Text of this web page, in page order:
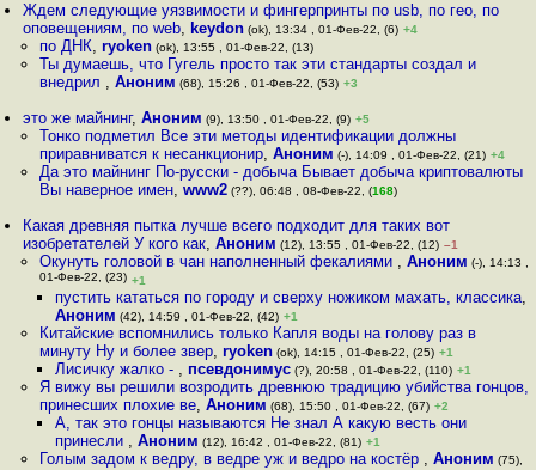
Ждем следующие уязвимости и фингерпринты по usb, по гео, по
оповещениям, по web, keydon (ok), 13:34 , 01-Фев-22, (6) +4
по ДНК, ryoken(ok), 13:55 , 01-Фев-22, (13)
Ты думаешь, что Гугель просто так эти стандарты создал и
внедрил , Аноним (68), 15:26 , 01-Фев-22, (53) +3
это же майнинг,Аноним (9), 13:50 , 01-Фев-22, (9) +5
Тонко подметил Все эти методы идентификации должны
приравниватся к несанкционир, Аноним (-), 14:09 , 01-Фев-22, (21) +4
Да это майнинг По-русски - добыча Бывает добыча криптовалюты
Вы наверное имен, www2(??), 06:48 , 08-Фев-22, (168)
Какая древняя пытка лучше всего подходит для таких вот
изобретателей У кого как,Аноним (12), 13:55 , 01-Фев-22, (12) –1
Окунуть головой в чан наполненный фекалиями , Аноним (-), 14:13 ,
01-Фев-22, (23) +1
пустить кататься по городу и сверху ножиком махать, классика,
Аноним (42), 14:59 , 01-Фев-22, (42) +1
Китайские вспомнились только Капля воды на голову раз в
минуту Ну и более звер, ryoken(ok), 14:15 , 01-Фев-22, (25) +1
Лисичку жалко - , псевдонимус(?), 20:58 , 01-Фев-22, (110) +1
Я вижу вы решили возродить древнюю традицию убийства гонцов,
принесших плохие ве, Аноним (68), 15:50 , 01-Фев-22, (67) +2
А, так это гонцы называются Не знал А какую весть они
принесли , Аноним (12), 16:42 , 01-Фев-22, (81) +1
Голым задом к ведру, в ведре уж и ведро на костёр , Аноним (75),